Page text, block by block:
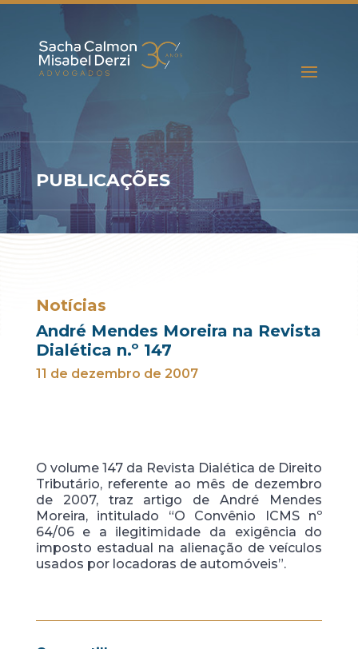
PUBLICAÇÕES
Notícias
André Mendes Moreira na Revista
Dialética n.º 147
11 de dezembro de 2007
O volume 147 da Revista Dialética de Direito
Tributário, referente ao mês de dezembro
de 2007, traz artigo de André Mendes
Moreira, intitulado “O Convênio ICMS nº
64/06 e a ilegitimidade da exigência do
imposto estadual na alienação de veículos
usados por locadoras de automóveis”.